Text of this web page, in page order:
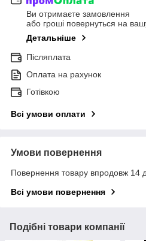
Ви отримаєте замовлення
або гроші повернуться на
Детальніше
Післяплата
Оплата на рахунок
Готівкою
Всі умови оплати
Умови повернення
Повернення товару впродовж 14
Всі умови повернення
Подібні товари компанії